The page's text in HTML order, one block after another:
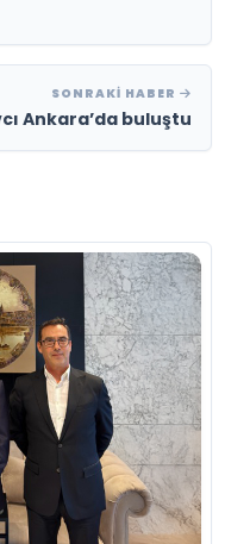
SONRAKI HABER
Ankara’da buluştu